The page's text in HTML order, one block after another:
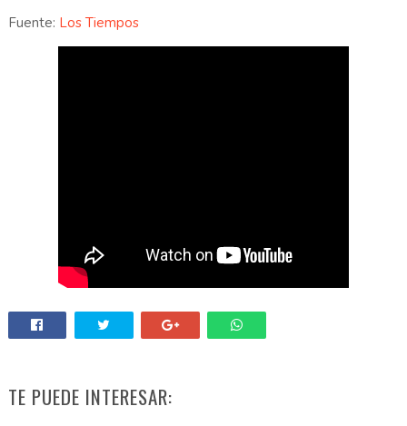
Fuente: Los Tiempos
TE PUEDE INTERESAR: